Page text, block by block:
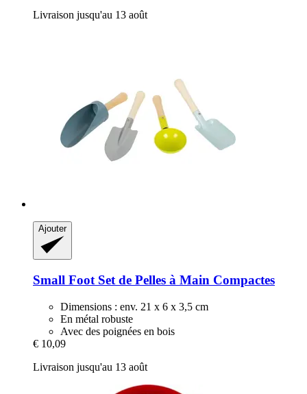
Livraison jusqu'au 13 août
Ajouter
Small Foot Set de Pelles à Main Compactes
Dimensions : env. 21 x 6 x 3,5 cm
En métal robuste
Avec des poignées en bois
€ 10,09
Livraison jusqu'au 13 août